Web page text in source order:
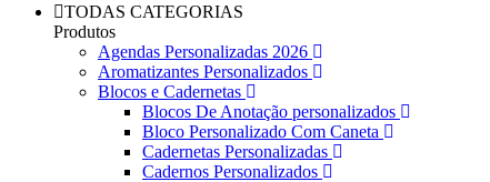
TODAS CATEGORIAS
Produtos
Agendas Personalizadas 2026
Aromatizantes Personalizados
Blocos e Cadernetas
Blocos De Anotação personalizados
Bloco Personalizado Com Caneta
Cadernetas Personalizadas
Cadernos Personalizados